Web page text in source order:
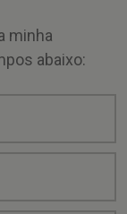
minha
abaixo: